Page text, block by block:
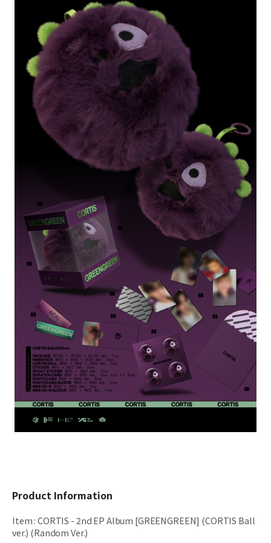
Product Information
Item:CORTIS - 2nd EP Album [GREENGREEN] (CORTIS Ball
ver.) (Random Ver.)